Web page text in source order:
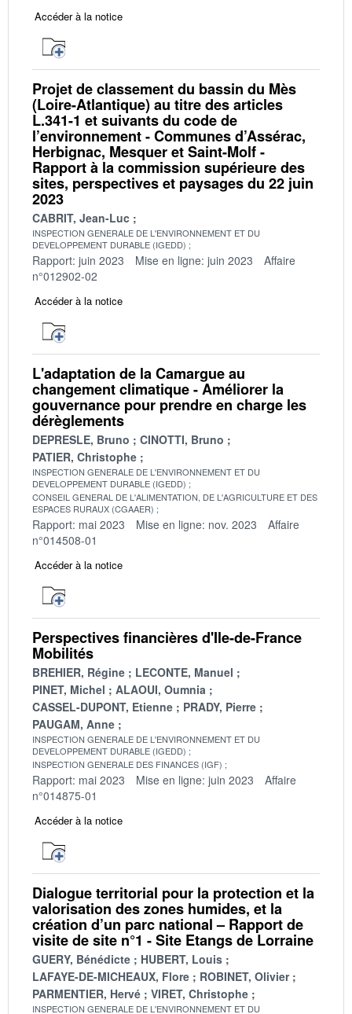
Accéder à la notice
Projet de classement du bassin du Mès
(Loire-Atlantique) au titre des articles
L.341-1 et suivants du code de
l’environnement - Communes d’Assérac,
Herbignac, Mesquer et Saint-Molf -
Rapport à la commission supérieure des
sites, perspectives et paysages du 22 juin
2023
CABRIT, Jean-Luc
INSPECTION GENERALE DE L'ENVIRONNEMENT ET DU
DEVELOPPEMENT DURABLE (IGEDD)
Rapport: juin 2023 Mise en ligne: juin 2023
Affaire
n°012902-02
Accéder à la notice
L'adaptation de la Camargue au
changement climatique - Améliorer la
gouvernance pour prendre en charge les
dérèglements
DEPRESLE, Bruno
CINOTTI, Bruno
PATIER, Christophe
INSPECTION GENERALE DE L'ENVIRONNEMENT ET DU
DEVELOPPEMENT DURABLE (IGEDD)
CONSEIL GENERAL DE L'ALIMENTATION, DE L'AGRICULTURE ET DES
ESPACES RURAUX (CGAAER)
Rapport: mai 2023 Mise en ligne: nov. 2023
Affaire
n°014508-01
Accéder à la notice
Perspectives financières d'Ile-de-France
Mobilités
BREHIER, Régine
LECONTE, Manuel
PINET, Michel
ALAOUI, Oumnia
CASSEL-DUPONT, Etienne
PRADY, Pierre
PAUGAM, Anne
INSPECTION GENERALE DE L'ENVIRONNEMENT ET DU
DEVELOPPEMENT DURABLE (IGEDD)
INSPECTION GENERALE DES FINANCES (IGF)
Rapport: mai 2023 Mise en ligne: juin 2023
Affaire
n°014875-01
Accéder à la notice
Dialogue territorial pour la protection et la
valorisation des zones humides, et la
création d’un parc national – Rapport de
visite de site n°1 - Site Etangs de Lorraine
GUERY, Bénédicte
HUBERT, Louis
LAFAYE-DE-MICHEAUX, Flore
ROBINET, Olivier
PARMENTIER, Hervé
VIRET, Christophe
INSPECTION GENERALE DE L'ENVIRONNEMENT ET DU